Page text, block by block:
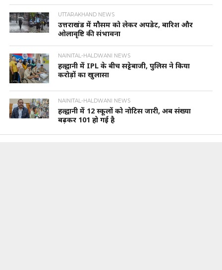
UTTARAKHAND NEWS
उत्तराखंड में मौसम को लेकर अपडेट, बारिश और
ओलावृष्टि की संभावना
NAINITAL-HALDWANI NEWS
हल्द्वानी में IPL के बीच सट्टेबाजी, पुलिस ने किया
करोड़ों का खुलासा
NAINITAL-HALDWANI NEWS
हल्द्वानी में 12 स्कूलों को नोटिस जारी, अब संख्या
बढ़कर 101 हो गई है